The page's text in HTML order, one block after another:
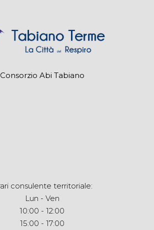
Consorzio Abi Tabiano
consulente territoriale:
Lun - Ven
10:00 - 12:00
15:00 - 17:00